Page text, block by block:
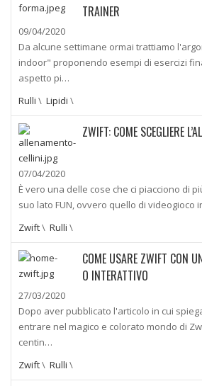
TRAINER
09/04/2020
Da alcune settimane ormai trattiamo
indoor" proponendo esempi di esercizi
aspetto pi…
Rulli \ Lipidi \
ZWIFT: COME SCEGLIERE
07/04/2020
È vero una delle cose che ci piacciono di
suo lato FUN, ovvero quello di videogioco
Zwift\ Rulli \
COME USARE ZWIFT CON
O INTERATTIVO
27/03/2020
Dopo aver pubblicato l'articolo in cui
entrare nel magico e colorato mondo di
centin…
Zwift\ Rulli \